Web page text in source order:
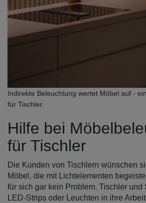
Indirekte Beleuchtung wertet Möbel auf -
für Tischler.
Hilfe bei
für Tischler
Die Kunden von Tischlern wünschen
Möbel, die mit Lichtelementen
für sich gar kein Problem. Tischler und
LED-Strips oder Leuchten in ihre